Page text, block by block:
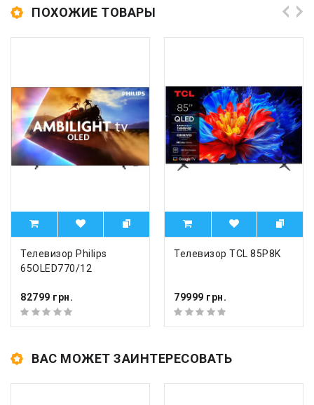
ПОХОЖИЕ ТОВАРЫ
Телевизор Philips
65OLED770/12
82799 грн.
Телевизор TCL 85P8K
79999 грн.
ВАС МОЖЕТ ЗАИНТЕРЕСОВАТЬ